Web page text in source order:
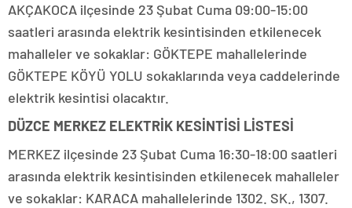
AKÇAKOCA ilçesinde 23 Şubat Cuma 09:00-15:00
saatleri arasında elektrik kesintisinden etkilenecek
mahalleler ve sokaklar: GÖKTEPE mahallelerinde
GÖKTEPE KÖYÜ YOLU sokaklarında veya caddelerinde
elektrik kesintisi olacaktır.
DÜZCE MERKEZ ELEKTRİK KESİNTİSİ LİSTESİ
MERKEZ ilçesinde 23 Şubat Cuma 16:30-18:00 saatleri
arasında elektrik kesintisinden etkilenecek mahalleler
ve sokaklar: KARACA mahallelerinde 1302. SK., 1307.